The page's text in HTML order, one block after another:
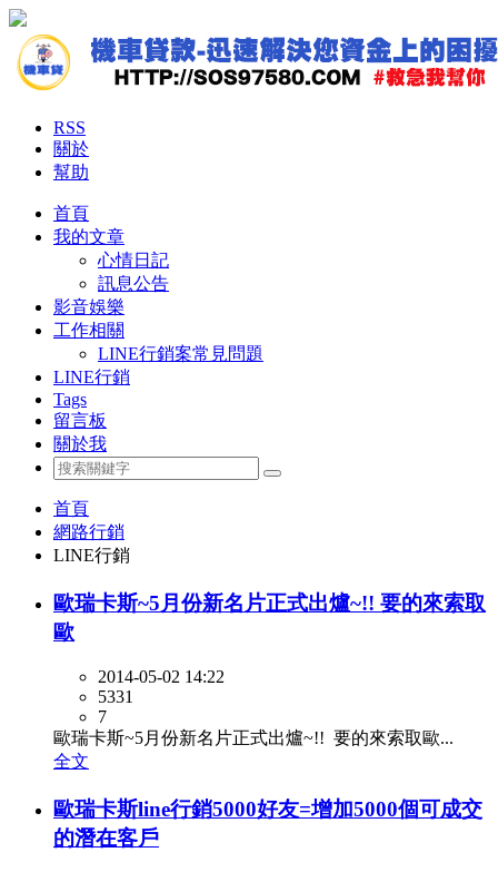
RSS
關於
幫助
首頁
我的文章
心情日記
訊息公告
影音娛樂
工作相關
LINE行銷案常見問題
LINE行銷
Tags
留言板
關於我
首頁
網路行銷
LINE行銷
歐瑞卡斯~5月份新名片正式出爐~!! 要的來索取
歐
2014-05-02 14:22
5331
7
歐瑞卡斯~5月份新名片正式出爐~!! 要的來索取歐...
全文
歐瑞卡斯line行銷5000好友=增加5000個可成交
的潛在客戶